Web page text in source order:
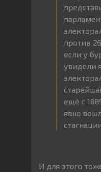
против
если у
увидели
ещё с
явно
И для этого